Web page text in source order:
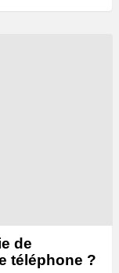
de
téléphone ?